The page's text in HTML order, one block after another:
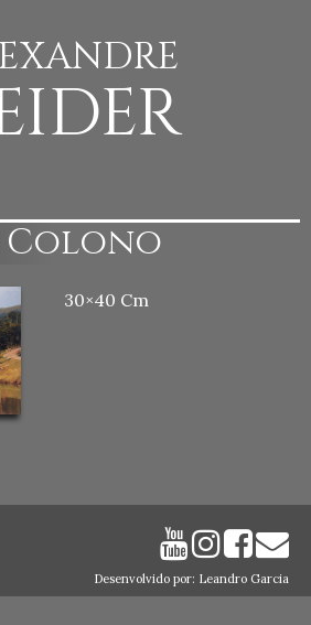
Colono
30×40 Cm
Desenvolvido por: Leandro Garcia